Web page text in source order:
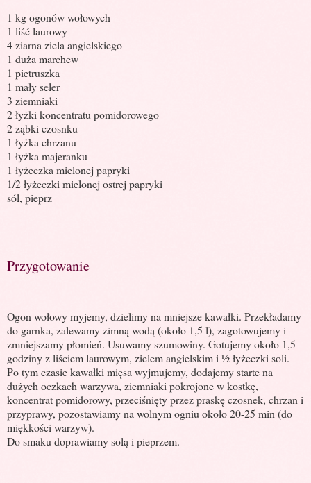
1 kg ogonów wołowych
1 liść laurowy
4 ziarna ziela angielskiego
1 duża marchew
1 pietruszka
1 mały seler
3 ziemniaki
2 łyżki koncentratu pomidorowego
2 ząbki czosnku
1 łyżka chrzanu
1 łyżka majeranku
1 łyżeczka mielonej papryki
1/2 łyżeczki mielonej ostrej papryki
sól, pieprz
Przygotowanie
Ogon wołowy myjemy, dzielimy na mniejsze kawałki. Przekładamy
do garnka, zalewamy zimną wodą (około 1,5 l), zagotowujemy i
zmniejszamy płomień. Usuwamy szumowiny. Gotujemy około 1,5
godziny z liściem laurowym, zielem angielskim i ½ łyżeczki soli.
Po tym czasie kawałki mięsa wyjmujemy, dodajemy starte na
dużych oczkach warzywa, ziemniaki pokrojone w kostkę,
koncentrat pomidorowy, przeciśnięty przez praskę czosnek, chrzan i
przyprawy, pozostawiamy na wolnym ogniu około 20-25 min (do
miękkości warzyw).
Do smaku doprawiamy solą i pieprzem.